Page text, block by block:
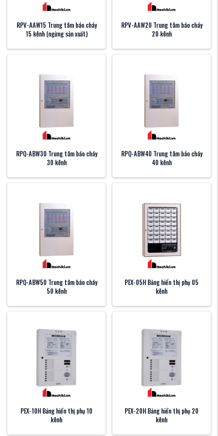
RPV-AAW15 Trung tâm báo cháy
15 kênh (ngừng sản xuất)
RPV-AAW20 Trung tâm báo cháy
20 kênh
RPQ-ABW30 Trung tâm báo cháy
30 kênh
RPQ-ABW40 Trung tâm báo cháy
40 kênh
RPQ-ABW50 Trung tâm báo cháy
50 kênh
PEX-05H Bảng hiển thị phụ 05
kênh
PEX-10H Bảng hiển thị phụ 10
kênh
PEX-20H Bảng hiển thị phụ 20
kênh